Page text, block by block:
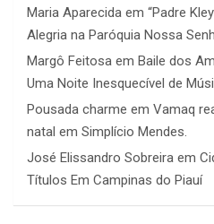
Maria Aparecida em “Padre
Alegria na Paróquia Nossa
Margô Feitosa em Baile dos
Uma Noite Inesquecível de
Pousada charme em Vamaq
natal em Simplício Mendes.
José Elissandro Sobreira em
Títulos Em Campinas do Piauí